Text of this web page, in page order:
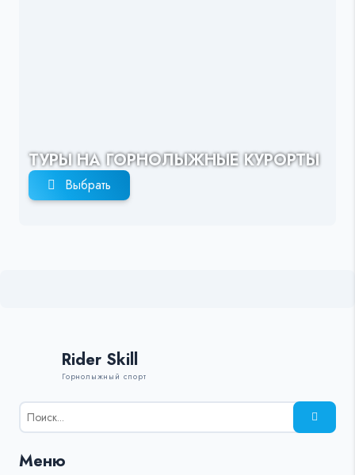
ТУРЫ НА ГОРНОЛЫЖНЫЕ КУРОРТЫ
Выбрать
Rider Skill
Горнолыжный спорт
Результаты
поиска
%s:
Меню